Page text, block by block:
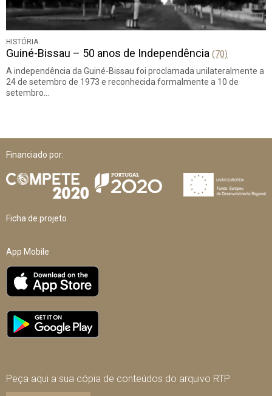
HISTÓRIA
Guiné-Bissau – 50 anos de Independência (70)
A independência da Guiné-Bissau foi proclamada unilateralmente a
24 de setembro de 1973 e reconhecida formalmente a 10 de
setembro…
Financiado por:
Ficha de projeto
App Mobile
Peça aqui a sua cópia de conteúdos do arquivo RTP